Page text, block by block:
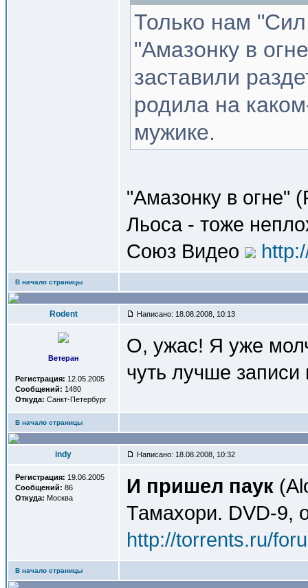
Только нам
"Амазонку в
заставили
родила на
мужике.
"Амазонку в огне"
Льоса - тоже
Союз Видео
В начало страницы
Rodent Написано: 18.08.2008, 10:13
Ветеран
Регистрация: 12.05.2005
Сообщений: 1480
Откуда: Санкт-Петербург
О, ужас! Я уже
чуть лучше
В начало страницы
indy Написано: 18.08.2008, 10:32
Регистрация: 19.06.2005
Сообщений: 86
Откуда: Москва
И пришел паук
Тамахори. DVD-9,
http://torrents.ru/
В начало страницы